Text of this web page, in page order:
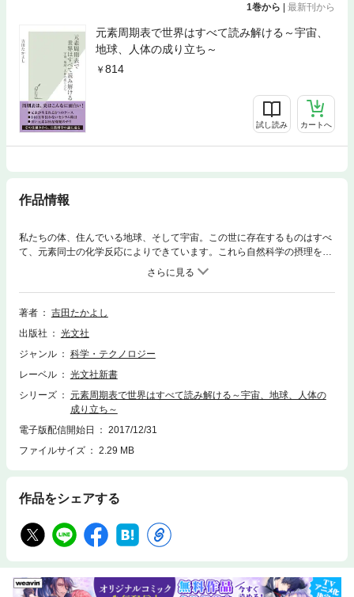
1巻から | 最新刊から
元素周期表で世界はすべて読み解ける～宇宙、
地球、人体の成り立ち～
814
試し読み カートへ
作品情報
私たちの体、住んでいる地球、そして宇宙。この世に存在するものはすべ
て、元素同士の化学反応によりできています。これら自然科学の摂理を凝
縮した万能の道具が、周期表です。元素たちが並んだ周期表のルールは、
複雑そうに見えてシンプル。縦と横のどっちから攻める？ なぜ人体は取
り込む栄養素を間違う？ 元素の化学進化って何？――難しそうだけどな
ぜか気になる、そんな周期表の仕組みわかる入門書。
著者
吉田たかよし
出版社
光文社
ジャンル
科学・テクノロジー
レーベル
光文社新書
シリーズ
元素周期表で世界はすべて読み解ける～宇宙、地球、人体の
成り立ち～
電子版配信開始日
2017/12/31
ファイルサイズ
2.29 MB
作品をシェアする